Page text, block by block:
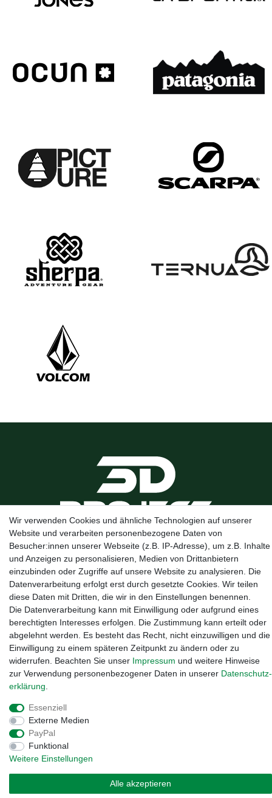
Kanalstraße 5, 95444 Bayreuth·0921 / 50753020·info@3dproject-
bayreuth.de
Widerrufs­recht
Wir verwenden Cookies und ähnliche Technologien auf unserer
Website und verarbeiten personenbezogene Daten von
Besucher:innen unserer Webseite (z.B. IP-Adresse), um z.B. Inhalte
und Anzeigen zu personalisieren, Medien von Drittanbietern
einzubinden oder Zugriffe auf unsere Website zu analysieren. Die
Datenverarbeitung erfolgt erst durch gesetzte Cookies. Wir teilen
diese Daten mit Dritten, die wir in den Einstellungen benennen.
Die Datenverarbeitung kann mit Einwilligung oder aufgrund eines
berechtigten Interesses erfolgen. Die Zustimmung kann erteilt oder
abgelehnt werden. Es besteht das Recht, nicht einzuwilligen und die
Einwilligung zu einem späteren Zeitpunkt zu ändern oder zu
widerrufen. Beachten Sie unser Impressum und weitere Hinweise
zur Verwendung personenbezogener Daten in unserer Daten­schutz­
erklärung
Essenziell
Externe Medien
PayPal
Funktional
Weitere Einstellungen
Alle akzeptieren